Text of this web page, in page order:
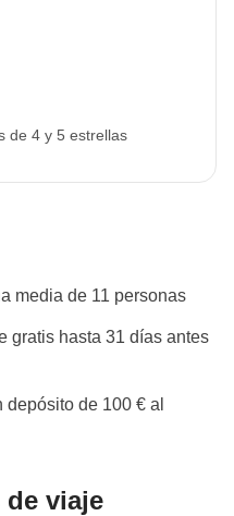
de 4 y 5 estrellas
media de 11 personas
gratis hasta 31 días antes
de 100 € al
viaje